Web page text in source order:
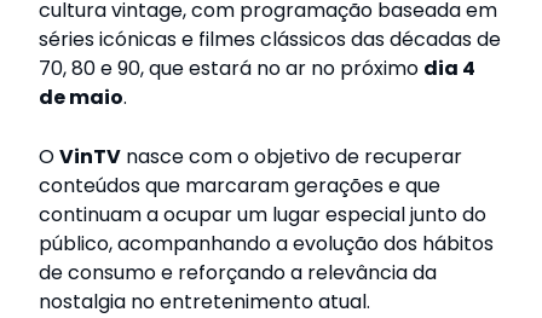
cultura vintage, com programação baseada em
séries icónicas e filmes clássicos das décadas de
70, 80 e 90, que estará no ar no próximo dia 4
de maio.
OVinTV nasce com o objetivo de recuperar
conteúdos que marcaram gerações e que
continuam a ocupar um lugar especial junto do
público, acompanhando a evolução dos hábitos
de consumo e reforçando a relevância da
nostalgia no entretenimento atual.